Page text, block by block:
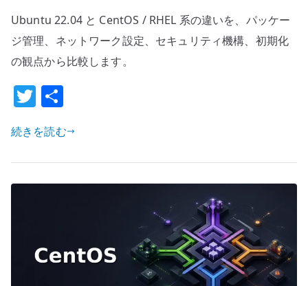
と
CentOS
の
い
–
サ
バ
ー
Ubuntu 22.04 と CentOS / RHEL 系の違いを、パッケー
ジ管理、ネットワーク設定、セキュリティ機構、初期化
の観点から比較します。
T
w
it
te
r
続きを読む